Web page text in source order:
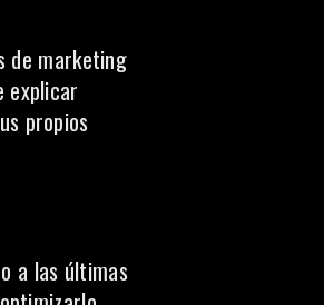
de marketing
explicar
propios
a las últimas